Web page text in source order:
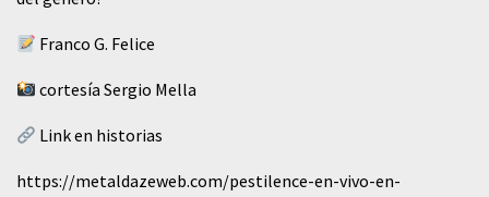
Franco G. Felice
cortesía Sergio Mella
Link en historias
https://metaldazeweb.com/pestilence-en-vivo-en-